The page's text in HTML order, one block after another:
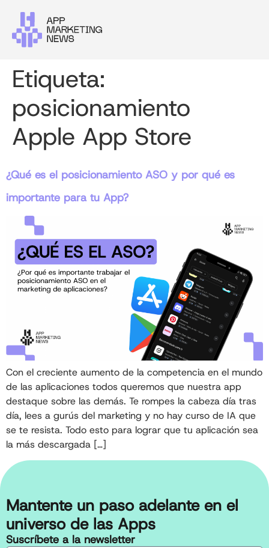
Etiqueta:
posicionamiento
Apple App Store
¿Qué es el posicionamiento ASO y por qué es
importante para tu App?
Con el creciente aumento de la competencia en el mundo
de las aplicaciones todos queremos que nuestra app
destaque sobre las demás. Te rompes la cabeza día tras
día, lees a gurús del marketing y no hay curso de IA que
se te resista. Todo esto para lograr que tu aplicación sea
la más descargada […]
Mantente un paso adelante en el
universo de las Apps
Suscríbete a la newsletter